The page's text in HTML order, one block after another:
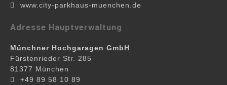
www.city-parkhaus-muenchen.de
Adresse Hauptverwaltung
Münchner Hochgaragen GmbH
Fürstenrieder Str. 285
81377 München
+49 89 58 10 89